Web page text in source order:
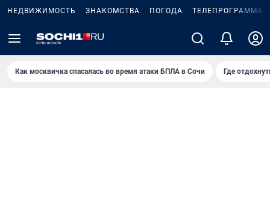
НЕДВИЖИМОСТЬ ЗНАКОМСТВА ПОГОДА ТЕЛЕПРОГРАММА
Как москвичка спасалась во время атаки БПЛА в Сочи Где